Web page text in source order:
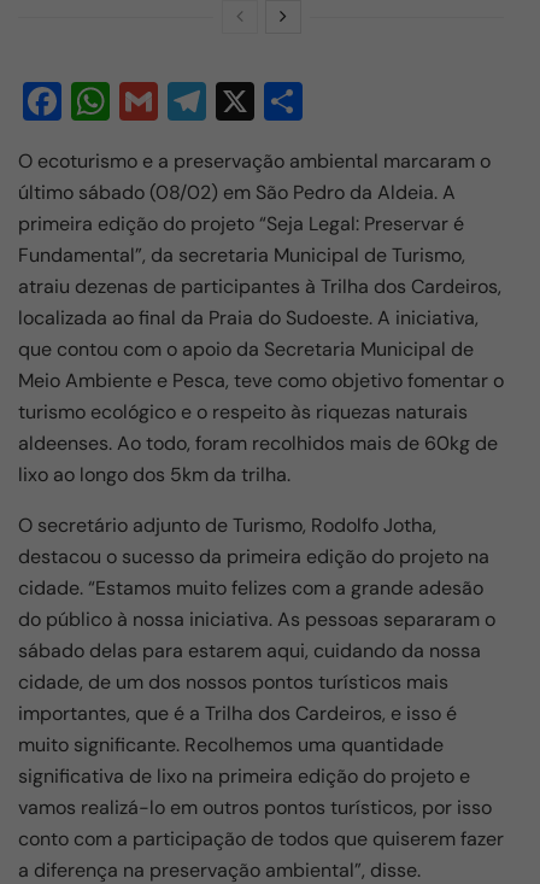
F
c
e
b
o
o
k
W
at
s
A
p
p
G
ail
T
e
gr
a
m
X
h
ar
e
O ecoturismo e a preservação ambiental marcaram o
último sábado (08/02) em São Pedro da Aldeia. A
primeira edição do projeto “Seja Legal: Preservar é
Fundamental”, da secretaria Municipal de Turismo,
atraiu dezenas de participantes à Trilha dos Cardeiros,
localizada ao final da Praia do Sudoeste. A iniciativa,
que contou com o apoio da Secretaria Municipal de
Meio Ambiente e Pesca, teve como objetivo fomentar o
turismo ecológico e o respeito às riquezas naturais
aldeenses. Ao todo, foram recolhidos mais de 60kg de
lixo ao longo dos 5km da trilha.
O secretário adjunto de Turismo, Rodolfo Jotha,
destacou o sucesso da primeira edição do projeto na
cidade. “Estamos muito felizes com a grande adesão
do público à nossa iniciativa. As pessoas separaram o
sábado delas para estarem aqui, cuidando da nossa
cidade, de um dos nossos pontos turísticos mais
importantes, que é a Trilha dos Cardeiros, e isso é
muito significante. Recolhemos uma quantidade
significativa de lixo na primeira edição do projeto e
vamos realizá-lo em outros pontos turísticos, por isso
conto com a participação de todos que quiserem fazer
a diferença na preservação ambiental”, disse.